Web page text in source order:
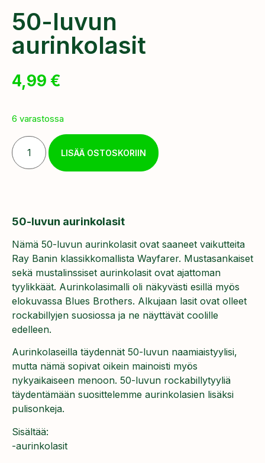
50-luvun
aurinkolasit
4,99 €
6 varastossa
LISÄÄ OSTOSKORIIN
50-luvun aurinkolasit
Nämä 50-luvun aurinkolasit ovat saaneet vaikutteita
Ray Banin klassikkomallista Wayfarer. Mustasankaiset
sekä mustalinssiset aurinkolasit ovat ajattoman
tyylikkäät. Aurinkolasimalli oli näkyvästi esillä myös
elokuvassa Blues Brothers. Alkujaan lasit ovat olleet
rockabillyjen suosiossa ja ne näyttävät coolille
edelleen.
Aurinkolaseilla täydennät 50-luvun naamiaistyylisi,
mutta nämä sopivat oikein mainoisti myös
nykyaikaiseen menoon. 50-luvun rockabillytyyliä
täydentämään suosittelemme aurinkolasien lisäksi
pulisonkeja.
Sisältää:
-aurinkolasit